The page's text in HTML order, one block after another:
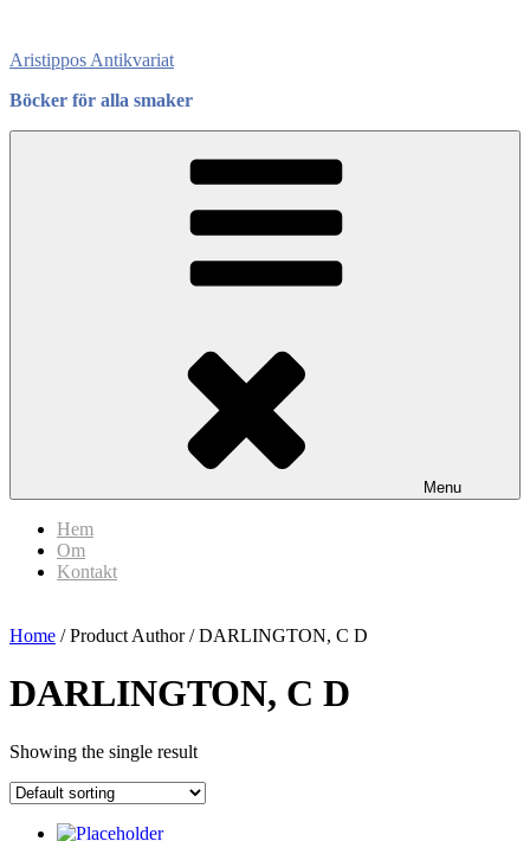
content
Aristippos Antikvariat
Böcker för alla smaker
Menu
Hem
Om
Kontakt
Home / Product Author / DARLINGTON, C D
DARLINGTON, C D
Showing the single result